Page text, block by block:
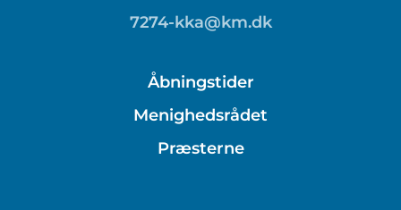
7274-kka@km.dk
Åbningstider
Menighedsrådet
Præsterne